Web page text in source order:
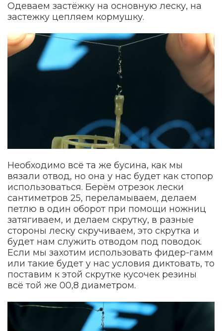
Одеваем застёжку на основную леску, на
застежку цепляем кормушку.
Необходимо всё та же бусина, как мы
вязали отвод, но она у нас будет как стопор
использоваться. Берём отрезок лески
сантиметров 25, переламываем, делаем
петлю в один оборот при помощи ножниц
затягиваем, и делаем скрутку, в разные
стороны леску скручиваем, это скрутка и
будет нам служить отводом под поводок.
Если мы захотим использовать фидер-гамм
или такие будет у нас условия диктовать, то
поставим к этой скрутке кусочек резины
всё той же 00,8 диаметром.